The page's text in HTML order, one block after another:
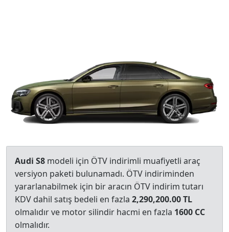
Audi S8 modeli için ÖTV indirimli muafiyetli araç
versiyon paketi bulunamadı. ÖTV indiriminden
yararlanabilmek için bir aracın ÖTV indirim tutarı
KDV dahil satış bedeli en fazla 2,290,200.00 TL
olmalıdır ve motor silindir hacmi en fazla 1600 CC
olmalıdır.